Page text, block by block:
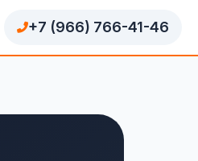
+7 (966) 766-41-46